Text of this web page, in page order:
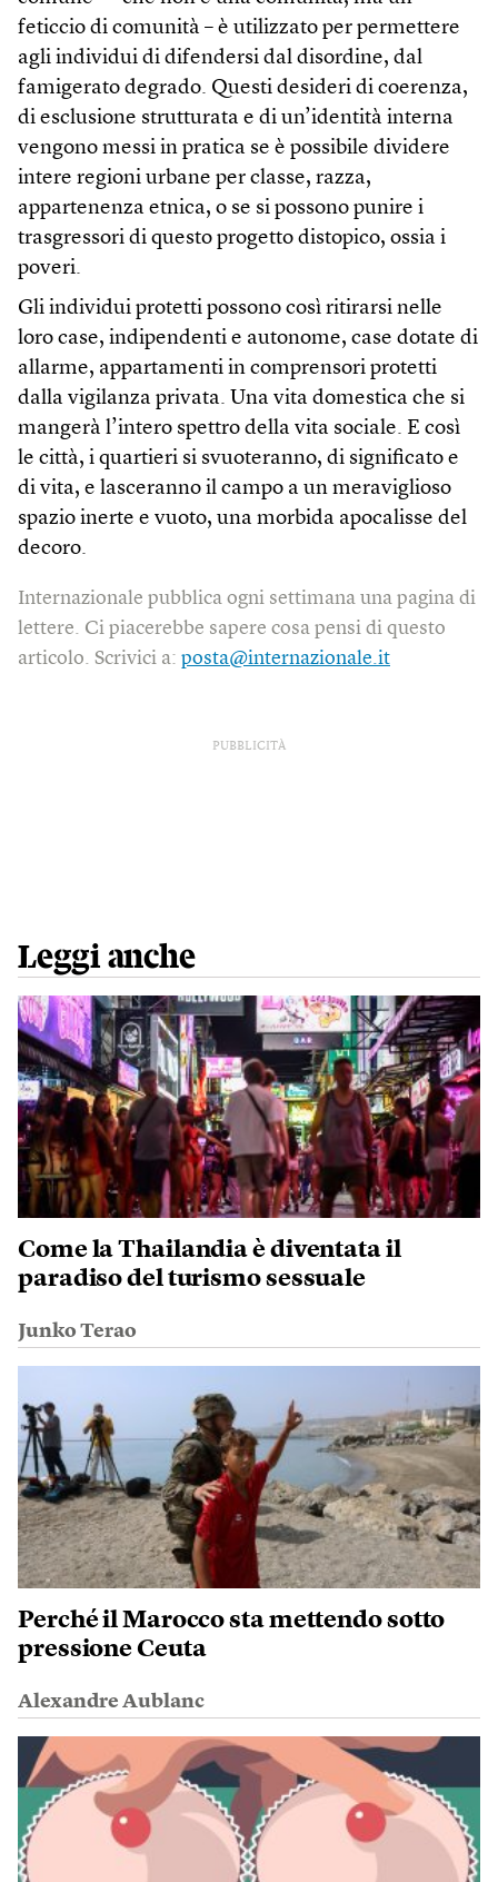
feticcio di comunità – è utilizzato per permettere
agli individui di difendersi dal disordine, dal
famigerato degrado. Questi desideri di coerenza,
di esclusione strutturata e di un’identità interna
vengono messi in pratica se è possibile dividere
intere regioni urbane per classe, razza,
appartenenza etnica, o se si possono punire i
trasgressori di questo progetto distopico, ossia i
poveri.
Gli individui protetti possono così ritirarsi nelle
loro case, indipendenti e autonome, case dotate di
allarme, appartamenti in comprensori protetti
dalla vigilanza privata. Una vita domestica che si
mangerà l’intero spettro della vita sociale. E così
le città, i quartieri si svuoteranno, di significato e
di vita, e lasceranno il campo a un meraviglioso
spazio inerte e vuoto, una morbida apocalisse del
decoro.
Internazionale pubblica ogni settimana una pagina di
lettere. Ci piacerebbe sapere cosa pensi di questo
articolo. Scrivici a: posta@internazionale.it
PUBBLICITÀ
Leggi anche
Come la Thailandia è diventata il
paradiso del turismo sessuale
Junko Terao
Perché il Marocco sta mettendo sotto
pressione Ceuta
Alexandre Aublanc